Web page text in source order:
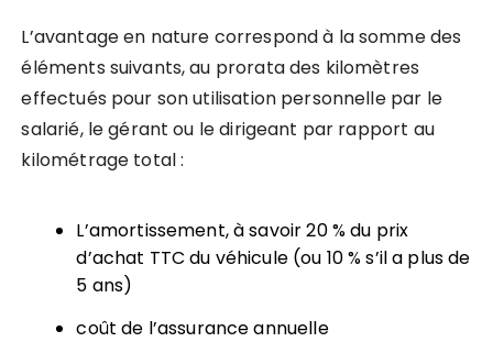
L’avantage en nature correspond à la somme des
éléments suivants, au prorata des kilomètres
effectués pour son utilisation personnelle par le
salarié, le gérant ou le dirigeant par rapport au
kilométrage total :
L’amortissement, à savoir 20 % du prix
d’achat TTC du véhicule (ou 10 % s’il a plus de
5 ans)
coût de l’assurance annuelle